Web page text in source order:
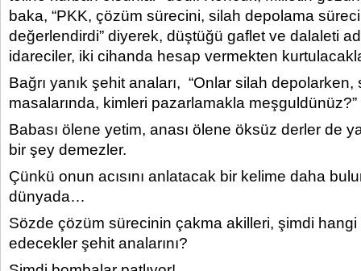
baka, “PKK, çözüm sürecini, silah depolama
değerlendirdi” diyerek, düştüğü gaflet ve dalaleti
idareciler, iki cihanda hesap vermekten
Bağrı yanık şehit anaları, “Onlar silah depolarken,
masalarında, kimleri pazarlamakla
Babası ölene yetim, anası ölene öksüz derler de
bir şey demezler.
Çünkü onun acısını anlatacak bir kelime daha
dünyada…
Sözde çözüm sürecinin çakma akilleri, şimdi
edecekler şehit analarını?